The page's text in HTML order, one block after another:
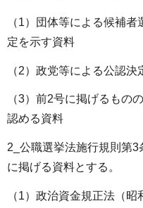
（1）団体等による候補
定を示す資料
（2）政党等による公認決
（3）前2号に掲げるもの
認める資料
2_公職選挙法施行規則第
に掲げる資料とする。
（1）政治資金規正法（